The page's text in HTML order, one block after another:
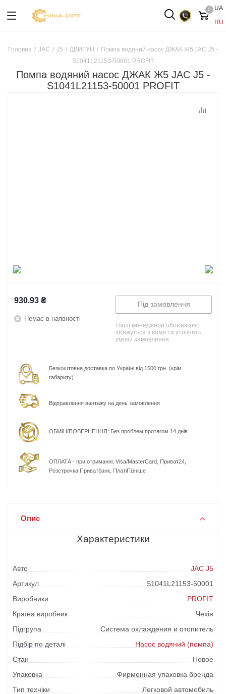
UA
RU
0
Головна / JAC / J5 / ДВИГУН / Помпа водяний насос ДЖАК Ж5 JAC J5 -
S1041L21153-50001 PROFIT
Помпа водяний насос ДЖАК Ж5 JAC J5 -
S1041L21153-50001 PROFIT
930.93 ₴
Немає в наявності
Під замовлення
Наші менеджери обов'язково
зв'яжуться з вами та уточнять
умови замовлення
Безкоштовна доставка по Україні від 1500 грн. (крім
габариту)
Відправлення вантажу на день замовлення
ОБМІН/ПОВЕРНЕННЯ: Без проблем протягом 14 днів
ОПЛАТА - при отриманні, Visa/MasterCard, Приват24,
Розстрочка Приватбанк, ПлатіПізніше
Опис
Характеристики
Авто
JAC J5
Артикул
S1041L21153-50001
Виробники
PROFIT
Країна виробник
Чехія
Підгрупа
Система охлаждения и отопитель
Підбір по деталі
Насос водяний (помпа)
Стан
Новое
Упаковка
Фирменная упаковка бренда
Тип техніки
Легковой автомобиль